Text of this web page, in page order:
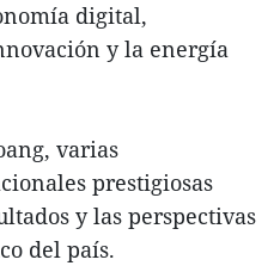
digital,
y la energía
varias
prestigiosas
y las perspectivas
del país.